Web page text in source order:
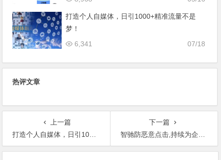
打造个人自媒体，日引1000+精准流量不是
梦！
07/18
6,341
热评文章
上一篇
打造个人自媒体，日引1000+精准流量不是梦！
下一篇
智驰防恶意点击,持续为企业提供搜索推广的安全防护,节约广告费增强效果